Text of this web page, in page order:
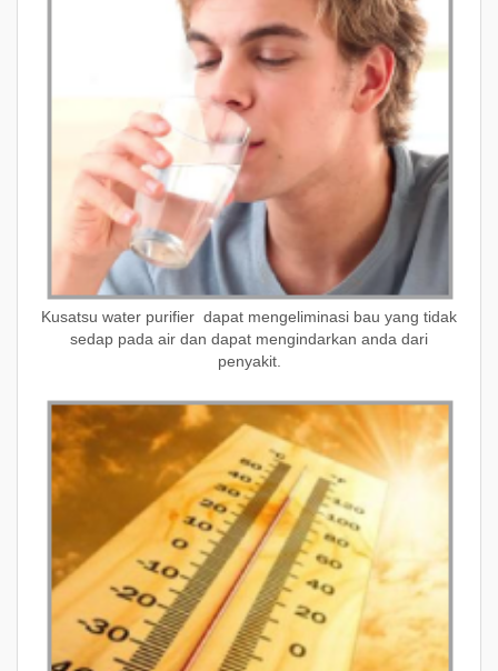
Kusatsu water purifier dapat mengeliminasi bau yang tidak
sedap pada air dan dapat mengindarkan anda dari
penyakit.